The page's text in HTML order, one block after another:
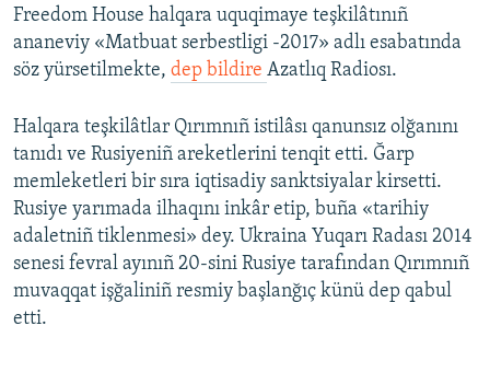
Freedom House halqara uquqimaye teşkilâtınıñ
ananeviy «Matbuat serbestligi -2017» adlı esabatında
söz yürsetilmekte, dep bildire Azatlıq Radiosı.
Halqara teşkilâtlar Qırımnıñ istilâsı qanunsız olğanını
tanıdı ve Rusiyeniñ areketlerini tenqit etti. Ğarp
memleketleri bir sıra iqtisadiy sanktsiyalar kirsetti.
Rusiye yarımada ilhaqını inkâr etip, buña «tarihiy
adaletniñ tiklenmesi» dey. Ukraina Yuqarı Radası 2014
senesi fevral ayınıñ 20-sini Rusiye tarafından Qırımnıñ
muvaqqat işğaliniñ resmiy başlanğıç künü dep qabul
etti.